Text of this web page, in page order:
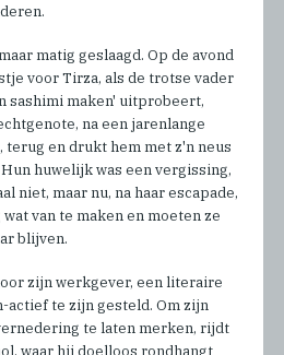
matig geslaagd. Op de avond
voor Tirza, als de trotse vader
sashimi maken' uitprobeert,
na een jarenlange
en drukt hem met z'n neus
huwelijk was een vergissing,
niet, maar nu, na haar escapade,
van te maken en moeten ze
blijven.
zijn werkgever, een literaire
actief te zijn gesteld. Om zijn
te laten merken, rijdt